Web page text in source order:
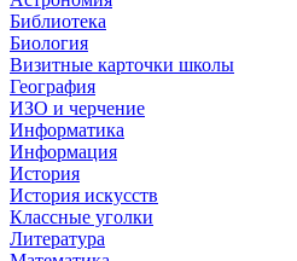
Библиотека
Биология
Визитные карточки школы
География
ИЗО и черчение
Информатика
Информация
История
История искусств
Классные уголки
Литература